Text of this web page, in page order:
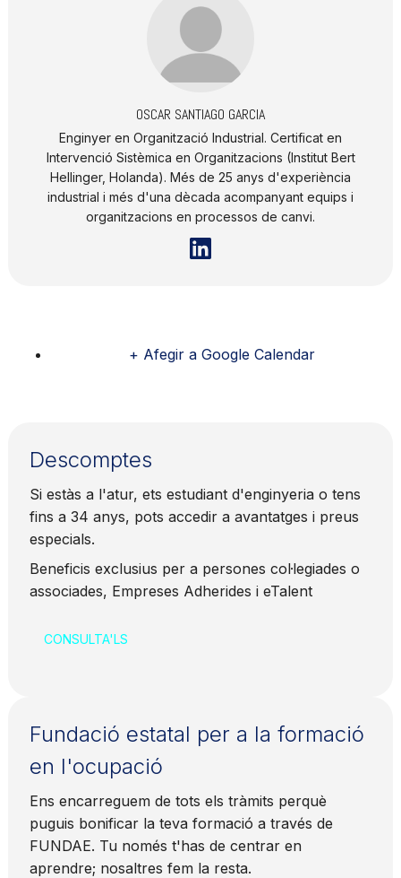
OSCAR SANTIAGO GARCIA
Enginyer en Organització Industrial. Certificat en
Intervenció Sistèmica en Organitzacions (Institut Bert
Hellinger, Holanda). Més de 25 anys d'experiència
industrial i més d'una dècada acompanyant equips i
organitzacions en processos de canvi.
+ Afegir a Google Calendar
Descomptes
Si estàs a l'atur, ets estudiant d'enginyeria o tens
fins a 34 anys, pots accedir a avantatges i preus
especials.
Beneficis exclusius per a persones col·legiades o
associades, Empreses Adherides i eTalent
CONSULTA'LS
Fundació estatal per a la formació
en l'ocupació
Ens encarreguem de tots els tràmits perquè
puguis bonificar la teva formació a través de
FUNDAE. Tu només t'has de centrar en
aprendre; nosaltres fem la resta.